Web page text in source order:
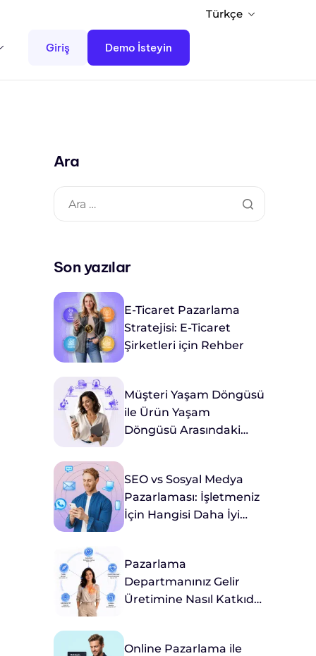
Türkçe
Giriş Demo İsteyin
Ara
Son yazılar
E-Ticaret Pazarlama
Stratejisi: E-Ticaret
Şirketleri için Rehber
Müşteri Yaşam Döngüsü
ile Ürün Yaşam
Döngüsü Arasındaki
SEO vs Sosyal Medya
Pazarlaması: İşletmeniz
İçin Hangisi Daha İyi
Pazarlama
Departmanınız Gelir
Üretimine Nasıl Katkıda
Online Pazarlama ile